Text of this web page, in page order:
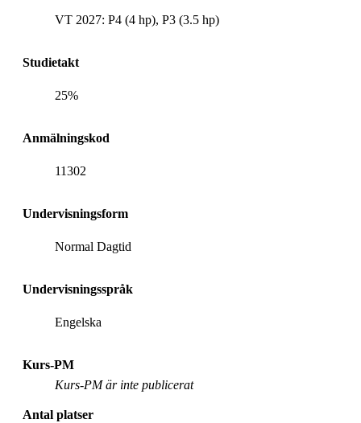
VT 2027: P4 (4 hp), P3 (3.5 hp)
Studietakt
25%
Anmälningskod
11302
Undervisningsform
Normal Dagtid
Undervisningsspråk
Engelska
Kurs-PM
Kurs-PM är inte publicerat
Antal platser